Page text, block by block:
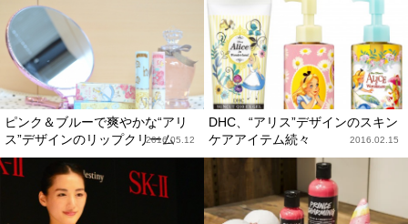
ピンク＆ブルーで爽やかな“アリ
ス”デザインのリップクリーム
2016.05.12
DHC、“アリス”デザインのスキン
ケアアイテム続々
2016.02.15